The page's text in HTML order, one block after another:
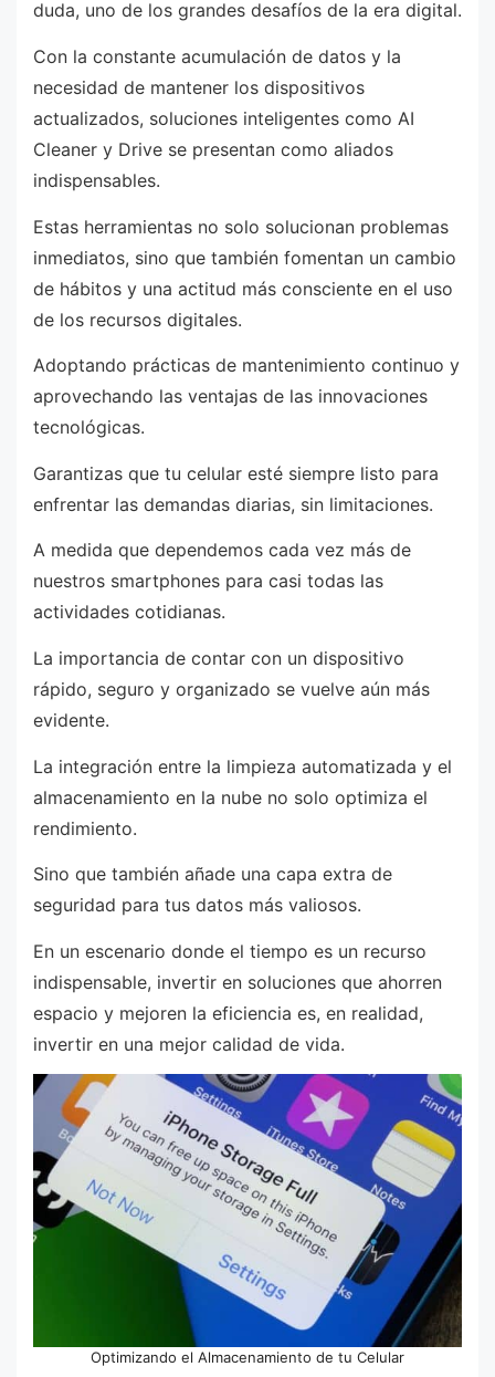
duda, uno de los grandes desafíos de la era digital.
Con la constante acumulación de datos y la
necesidad de mantener los dispositivos
actualizados, soluciones inteligentes como AI
Cleaner y Drive se presentan como aliados
indispensables.
Estas herramientas no solo solucionan problemas
inmediatos, sino que también fomentan un cambio
de hábitos y una actitud más consciente en el uso
de los recursos digitales.
Adoptando prácticas de mantenimiento continuo y
aprovechando las ventajas de las innovaciones
tecnológicas.
Garantizas que tu celular esté siempre listo para
enfrentar las demandas diarias, sin limitaciones.
A medida que dependemos cada vez más de
nuestros smartphones para casi todas las
actividades cotidianas.
La importancia de contar con un dispositivo
rápido, seguro y organizado se vuelve aún más
evidente.
La integración entre la limpieza automatizada y el
almacenamiento en la nube no solo optimiza el
rendimiento.
Sino que también añade una capa extra de
seguridad para tus datos más valiosos.
En un escenario donde el tiempo es un recurso
indispensable, invertir en soluciones que ahorren
espacio y mejoren la eficiencia es, en realidad,
invertir en una mejor calidad de vida.
Optimizando el Almacenamiento de tu Celular